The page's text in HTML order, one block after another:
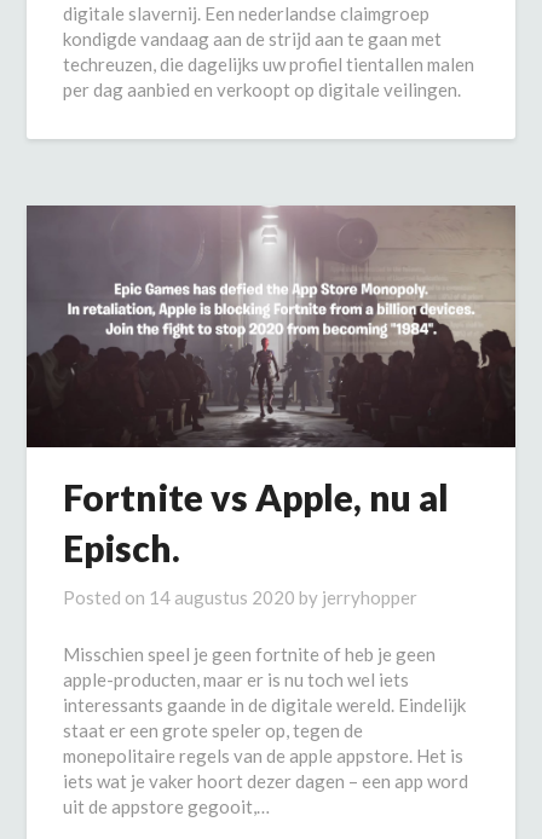
digitale slavernij. Een nederlandse claimgroep
kondigde vandaag aan de strijd aan te gaan met
techreuzen, die dagelijks uw profiel tientallen malen
per dag aanbied en verkoopt op digitale veilingen.
Fortnite vs Apple, nu al
Episch.
Posted on 14 augustus 2020 by jerryhopper
Misschien speel je geen fortnite of heb je geen
apple-producten, maar er is nu toch wel iets
interessants gaande in de digitale wereld. Eindelijk
staat er een grote speler op, tegen de
monepolitaire regels van de apple appstore. Het is
iets wat je vaker hoort dezer dagen – een app word
uit de appstore gegooit,…